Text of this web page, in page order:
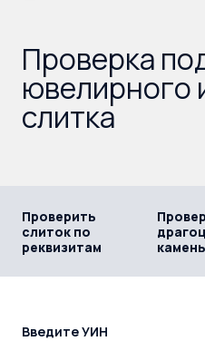
Проверка
ювелирного
слитка
Проверить
слиток по
реквизитам
камень
Введите УИН